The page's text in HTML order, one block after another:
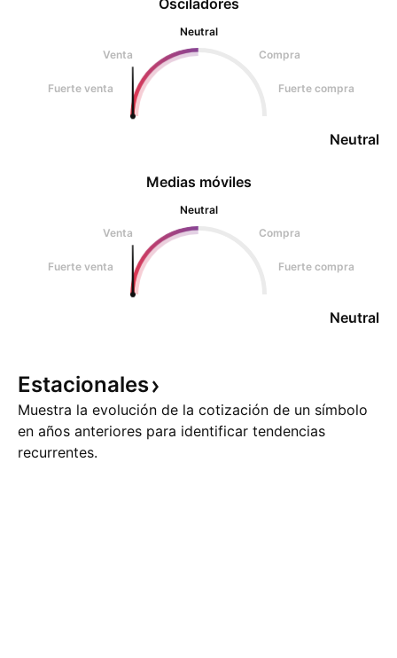
Osciladores
Neutral
Venta
Compra
Fuerte venta Fuerte compra
Neutral
Medias móviles
Neutral
Venta
Compra
Fuerte venta Fuerte compra
Neutral
Estacionales
Muestra la evolución de la cotización de un símbolo
en años anteriores para identificar tendencias
recurrentes.